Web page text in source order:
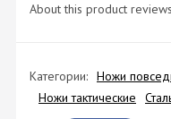
About this product
Категории: Ножи
Ножи тактические